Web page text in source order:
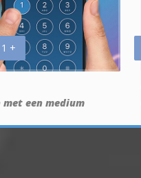
+
een medium